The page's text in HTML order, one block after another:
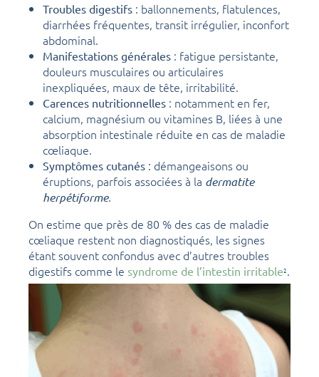
Troubles digestifs : ballonnements, flatulences,
diarrhées fréquentes, transit irrégulier, inconfort
abdominal.
Manifestations générales : fatigue persistante,
douleurs musculaires ou articulaires
inexpliquées, maux de tête, irritabilité.
Carences nutritionnelles : notamment en fer,
calcium, magnésium ou vitamines B, liées à une
absorption intestinale réduite en cas de maladie
cœliaque.
Symptômes cutanés : démangeaisons ou
éruptions, parfois associées à la dermatite
herpétiforme.
On estime que près de 80 % des cas de maladie
cœliaque restent non diagnostiqués, les signes
étant souvent confondus avec d’autres troubles
digestifs comme le syndrome de l’intestin irritable2.